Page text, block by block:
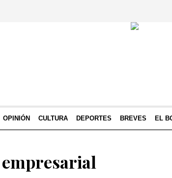
OPINIÓN CULTURA DEPORTES BREVES EL